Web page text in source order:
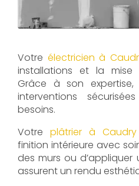
Votre électricien à
installations et la mise
Grâce à son expertise,
interventions
besoins.
Votre plâtrier à Caudry
finition intérieure avec
des murs ou
assurent un rendu